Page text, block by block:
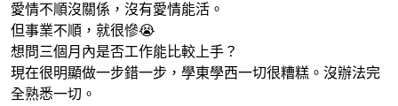
愛情不順沒關係，沒有愛情能活。
但事業不順，就很慘😭
想問三個月內是否工作能比較上手？
現在很明顯做一步錯一步，學東學西一切很糟糕。沒辦法完
全熟悉一切。